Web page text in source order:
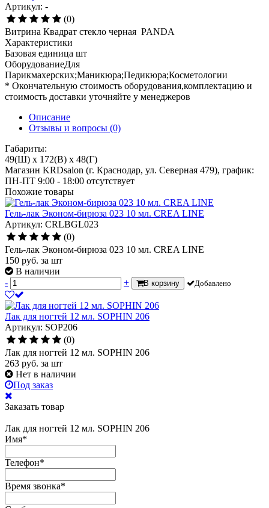
Артикул: -
(0)
Витрина Квадрат стекло черная PANDA
Характеристики
Базовая единица шт
ОборудованиеДля
Парикмахерских;Маникюра;Педикюра;Косметологии
* Окончательную стоимость оборудования,комплектацию и
стоимость доставки уточняйте у менеджеров
Описание
Отзывы и вопросы (0)
Габариты:
49(Ш) x 172(В) x 48(Г)
Магазин KRDsalon (г. Краснодар, ул. Северная 479), график:
ПН-ПТ 9:00 - 18:00 отсутствует
Похожие товары
Гель-лак Эконом-бирюза 023 10 мл. CREA LINE
Артикул: CRLBGL023
(0)
Гель-лак Эконом-бирюза 023 10 мл. CREA LINE
150 руб. за шт
В наличии
-
+ В корзину Добавлено
Лак для ногтей 12 мл. SOPHIN 206
Артикул: SOP206
(0)
Лак для ногтей 12 мл. SOPHIN 206
263 руб. за шт
Нет в наличии
Под заказ
Заказать товар
Лак для ногтей 12 мл. SOPHIN 206
Имя*
Телефон*
Время звонка*